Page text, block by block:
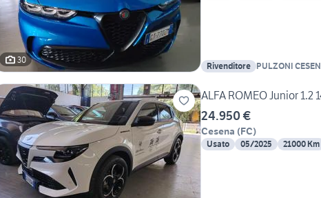
30
Rivenditore PULZONI CESENA AUTO
ALFA ROMEO Junior 1.2
24.950 €
Cesena (FC)
Usato 05/2025 21000 Km